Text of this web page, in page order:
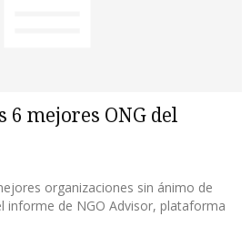
6 mejores ONG del
organizaciones sin ánimo de
informe de NGO Advisor, plataforma